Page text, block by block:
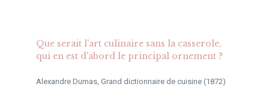
Que serait l'art culinaire sans la casserole,
qui en est d'abord le principal ornement ?
Alexandre Dumas, Grand dictionnaire de cuisine (1872)